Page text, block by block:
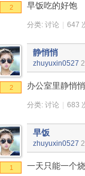
2 早饭吃的好饱
分类: 讨论 647
2
静悄悄
zhuyuxin0527
办公室里静悄悄
分类: 讨论 683
1
早饭
zhuyuxin0527
一天只能一个